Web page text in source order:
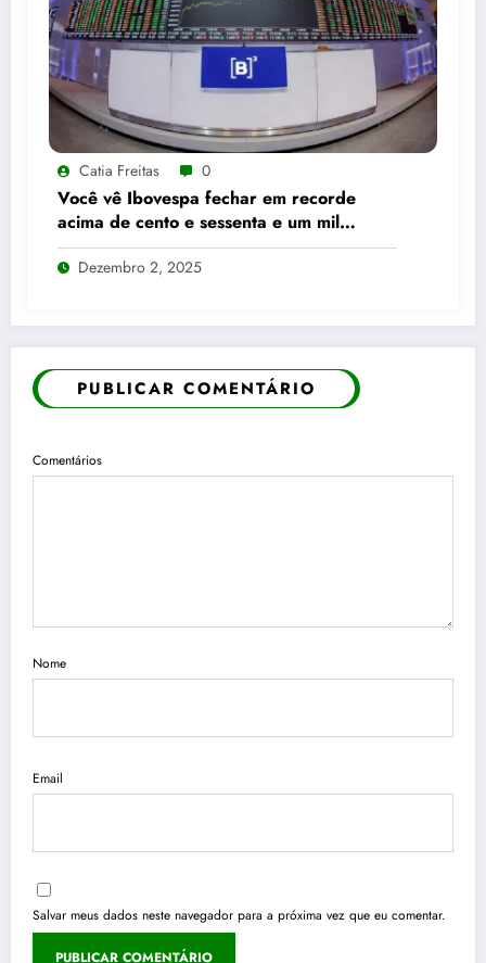
Catia Freitas 0
Você vê Ibovespa fechar em recorde
acima de cento e sessenta e um mil
pontos enquanto dólar recua para cinco
reais e trinta e três centavos
Dezembro 2, 2025
PUBLICAR COMENTÁRIO
Comentários
Nome
Email
Salvar meus dados neste navegador para a próxima vez que eu comentar.